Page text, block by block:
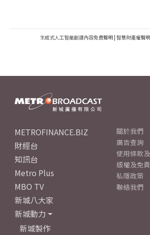
生成式人工智能創建內容免責聲明 | 智慧財產權聲明
METROFINANCE.BIZ
財經台
知訊台
Metro Plus
MBO TV
新城八大家
新城動力
新城製作
關於我們
廣告查詢
使用條款
版權及免
私隱政策
聯絡我們